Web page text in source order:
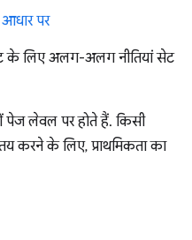
पर
के लिए अलग-अलग नीतियां सेट
पेज लेवल पर होते हैं. किसी
करने के लिए, प्राथमिकता का